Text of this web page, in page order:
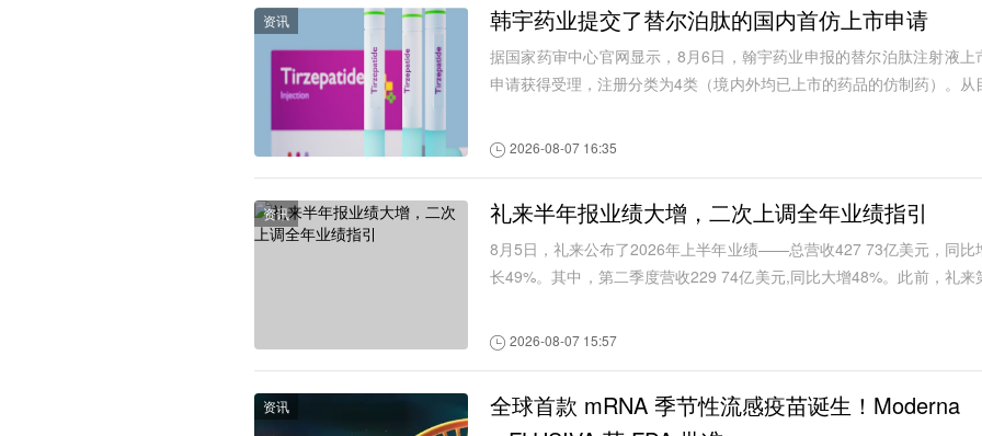
资讯 韩宇药业提交了替尔泊肽的国内首仿上市申请
据国家药审中心官网显示，8月6日，翰宇药业申报的替尔泊肽注射液上
申请获得受理，注册分类为4类（境内外均已上市的药品的仿制药）。从
2026-08-07 16:35
资讯 礼来半年报业绩大增，二次上调全年业绩指引
8月5日，礼来公布了2026年上半年业绩——总营收427 73亿美元，同比
长49%。其中，第二季度营收229 74亿美元,同比大增48%。此前，礼来
2026-08-07 15:57
资讯
全球首款 mRNA 季节性流感疫苗诞生！Moderna